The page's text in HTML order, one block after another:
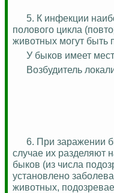
5. К инфекции
полового цикла
животных могут быть
У быков имеет
Возбудитель
6. При заражении
случае их разделяют
быков (из числа
установлено
животных,